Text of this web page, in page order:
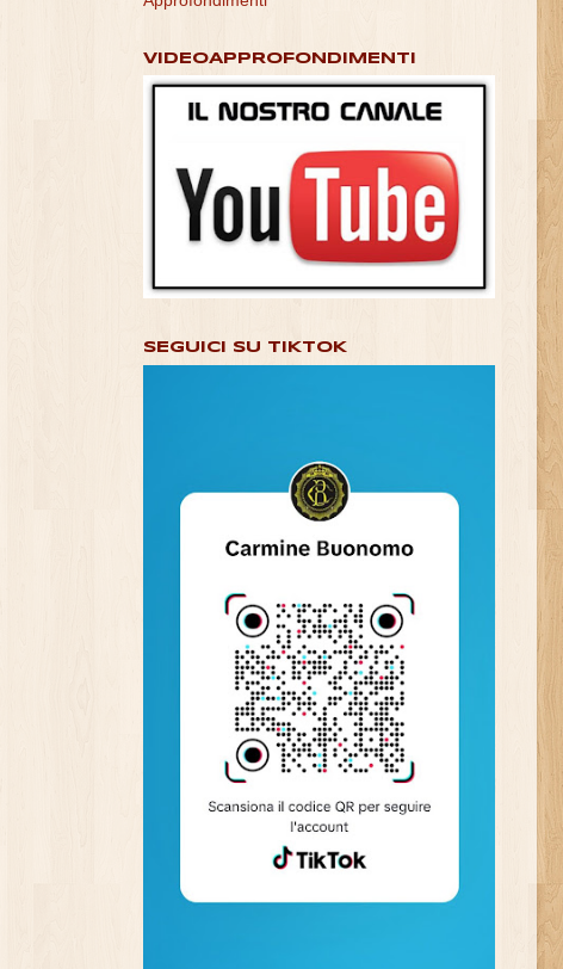
VIDEOAPPROFONDIMENTI
SEGUICI SU TIKTOK